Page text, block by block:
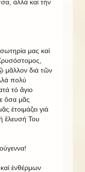
ἀλλά καί τήν
μας καί
μᾶλλον διά τῶν
πολύ
τό ἅγιο
ὅσα μᾶς
ἐτοιμάζει γιά
ἔλευσή Του
ἐνθέρμων